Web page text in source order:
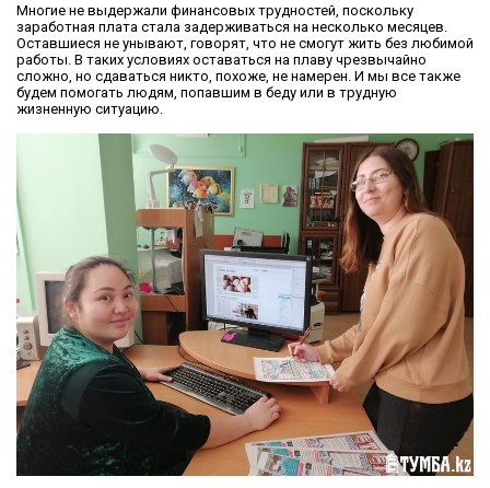
Многие не выдержали финансовых трудностей, поскольку
заработная плата стала задерживаться на несколько месяцев.
Оставшиеся не унывают, говорят, что не смогут жить без любимой
работы. В таких условиях оставаться на плаву чрезвычайно
сложно, но сдаваться никто, похоже, не намерен. И мы все также
будем помогать людям, попавшим в беду или в трудную
жизненную ситуацию.